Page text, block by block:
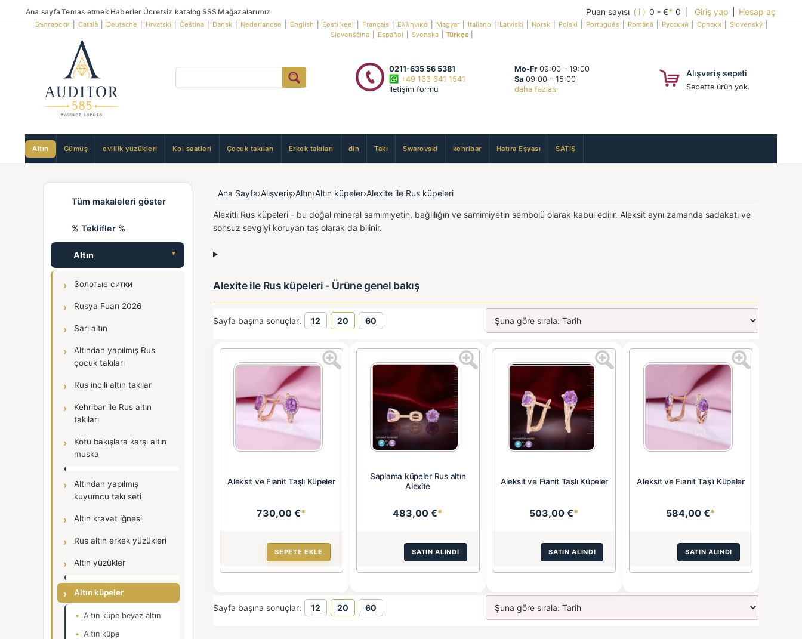
Ana sayfa Temas etmek Haberler Ücretsiz katalog SSS Mağazalarımız Puan sayısı ( i ) 0 - €* 0 | Giriş yap Hesap aç
Български|Català|Deutsche|Hrvatski|Čeština|Dansk|Nederlandse|English|Eesti keel|Français|Ελληνικά|Magyar|Italiano|Latviski|Norsk|Polski|Português|Română|Русский|Српски|Slovenský|
Slovenščina
Español Svenska Türkçe|
0211-635 56 5381
+49 163 641 1541
İletişim formu
Mo-Fr09:00 – 19:00
Sa09:00 – 15:00
daha fazlası
Alışveriş sepeti
Sepette ürün yok.
Altın Gümüş evlilik yüzükleri Kol saatleri Çocuk takıları Erkek takıları din Takı Swarovski kehribar Hatıra Eşyası SATIŞ
Tüm makaleleri göster
% Teklifler %
Altın
Золотые ситки
Rusya Fuarı 2026
Sarı altın
Altından yapılmış Rus
çocuk takıları
Rus incili altın takılar
Kehribar ile Rus altın
takıları
Kötü bakışlara karşı altın
muska
Altından yapılmış
kuyumcu takı seti
Altın kravat iğnesi
Rus altın erkek yüzükleri
Altın yüzükler
Altın küpeler
Altın küpe beyaz altın
Altın küpe
Ana Sayfa›Alışveriş›Altın›Altın küpeler›Alexite ile Rus küpeleri
Alexitli Rus küpeleri - bu doğal mineral samimiyetin, bağlılığın ve samimiyetin sembolü olarak kabul edilir. Aleksit aynı zamanda sadakati ve
sonsuz sevgiyi koruyan taş olarak da bilinir.
Alexite ile Rus küpeleri - Ürüne genel bakış
Sayfa başına sonuçlar: 12 20 60
Aleksit ve Fianit Taşlı Küpeler
730,00 €*
SEPETE EKLE
Saplama küpeler Rus altın
Alexite
483,00 €*
SATIN ALINDI
Aleksit ve Fianit Taşlı Küpeler
503,00 €*
SATIN ALINDI
Aleksit ve Fianit Taşlı Küpeler
584,00 €*
SATIN ALINDI
Sayfa başına sonuçlar: 12 20 60